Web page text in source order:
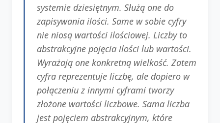
systemie dziesiętnym. Służą one do
zapisywania ilości. Same w sobie cyfry
nie niosą wartości ilościowej. Liczby to
abstrakcyjne pojęcia ilości lub wartości.
Wyrażają one konkretną wielkość. Zatem
cyfra reprezentuje liczbę, ale dopiero w
połączeniu z innymi cyframi tworzy
złożone wartości liczbowe. Sama liczba
jest pojęciem abstrakcyjnym, które